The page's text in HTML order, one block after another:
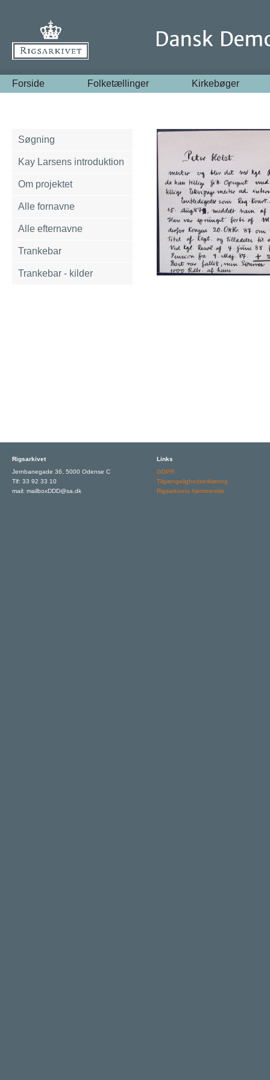
Forside Folketællinger Kirkebøger
Søgning
Kay Larsens introduktion
Om projektet
Alle fornavne
Alle efternavne
Trankebar
Trankebar - kilder
Rigsarkivet
Jernbanegade 36, 5000 Odense C
Tlf: 33 92 33 10
mail: mailboxDDD@sa.dk
Links
GDPR
Tilgængelighedserklæring
Rigsarkivets hjemmeside